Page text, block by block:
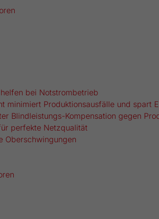
bei Notstrombetrieb
minimiert Produktionsausfälle und spart
Blindleistungs-Kompensation gegen
perfekte Netzqualität
Oberschwingungen
Webseiten-Betreiber dies eingestellt hat.